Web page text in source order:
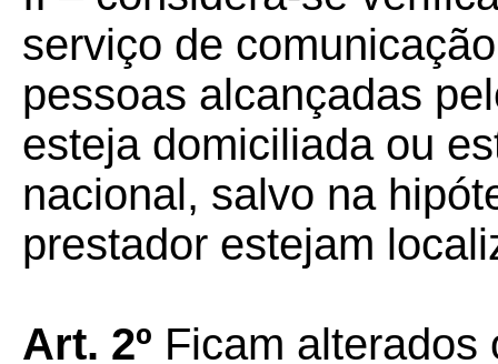
serviço de
pessoas alcançadas
esteja domiciliada ou
nacional, salvo na
prestador estejam
Art. 2º Ficam alterados